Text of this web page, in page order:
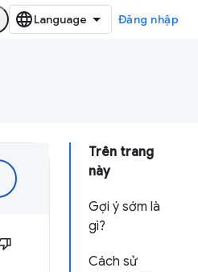
Đăng nhập
Trên trang
này
Gợi ý sớm là
gì?
Cách sử